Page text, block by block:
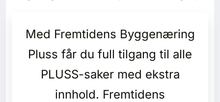
Annonsering
Abonnement Pluss
Med Fremtidens Byggenæring
Pluss får du full tilgang til alle
PLUSS-saker med ekstra
innhold. Fremtidens